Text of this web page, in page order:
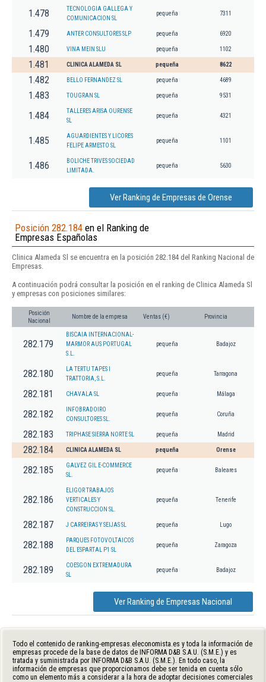
1.478
TECNOLOGIA GALLEGA Y
COMUNICACION SL
pequeña 7311
1.479 ANTER CONSULTORES SLP pequeña 6920
1.480 VINA MEIN SLU pequeña 1102
1.481 CLINICA ALAMEDA SL pequeña 8622
1.482 BELLO FERNANDEZ SL pequeña 4689
1.483 TOUGRAN SL pequeña 9531
1.484
TALLERES ARISA OURENSE
SL
pequeña 4321
1.485
AGUARDIENTES Y LICORES
FELIPE ARMESTO SL
pequeña 1101
1.486
BOLICHE TRIVES SOCIEDAD
LIMITADA.
pequeña 5630
Ver Ranking de Empresas de Orense
Posición 282.184 en el Ranking de
Empresas Españolas
Clinica Alameda Sl se encuentra en la posición 282.184 del Ranking Nacional de
Empresas.
A continuación podrá consultar la posición en el ranking de Clinica Alameda Sl
y empresas con posiciones similares:
Posición
Nacional
Nombre de la empresa Ventas (€) Provincia
282.179
BISCAIA INTERNACIONAL-
MARMOR AUS PORTUGAL
S.L.
pequeña Badajoz
282.180
LA TERTU TAPES I
TRATTORIA, S.L.
pequeña Tarragona
282.181 CHAVALA SL pequeña Málaga
282.182
INFOBRADOIRO
CONSULTORES SL.
pequeña Coruña
282.183 TRIPHASE SIERRA NORTE SL pequeña Madrid
282.184 CLINICA ALAMEDA SL pequeña Orense
282.185
GALVEZ GIL E-COMMERCE
SL.
pequeña Baleares
282.186
ELIGOR TRABAJOS
VERTICALES Y
CONSTRUCCION SL.
pequeña Tenerife
282.187 J CARREIRAS Y SEIJAS SL pequeña Lugo
282.188
PARQUES FOTOVOLTAICOS
DEL ESPARTAL P1 SL
pequeña Zaragoza
282.189
COESGON EXTREMADURA
SL
pequeña Badajoz
Ver Ranking de Empresas Nacional
Todo el contenido de ranking-empresas.eleconomista.es y toda la información de
empresas procede de la base de datos de INFORMA D&B S.A.U. (S.M.E.) y es
tratada y suministrada por INFORMA D&B S.A.U. (S.M.E.). En todo caso, la
información de empresas que proporcionamos debe ser tenida en cuenta sólo
como un elemento más a considerar a la hora de adoptar decisiones comerciales